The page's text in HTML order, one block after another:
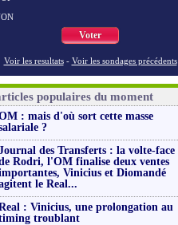
Voter
Voir les resultats - Voir les sondages précédents
populaires du moment
: mais d'où sort cette masse
?
des Transferts : la volte-face
Rodri, l'OM finalise deux ventes
Vinicius et Diomandé
le Real...
: Vinicius, une prolongation au
troublant